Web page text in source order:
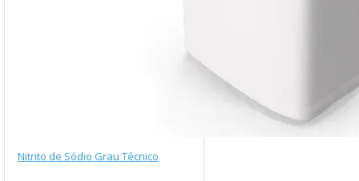
Nitrito de Sódio Grau Técnico